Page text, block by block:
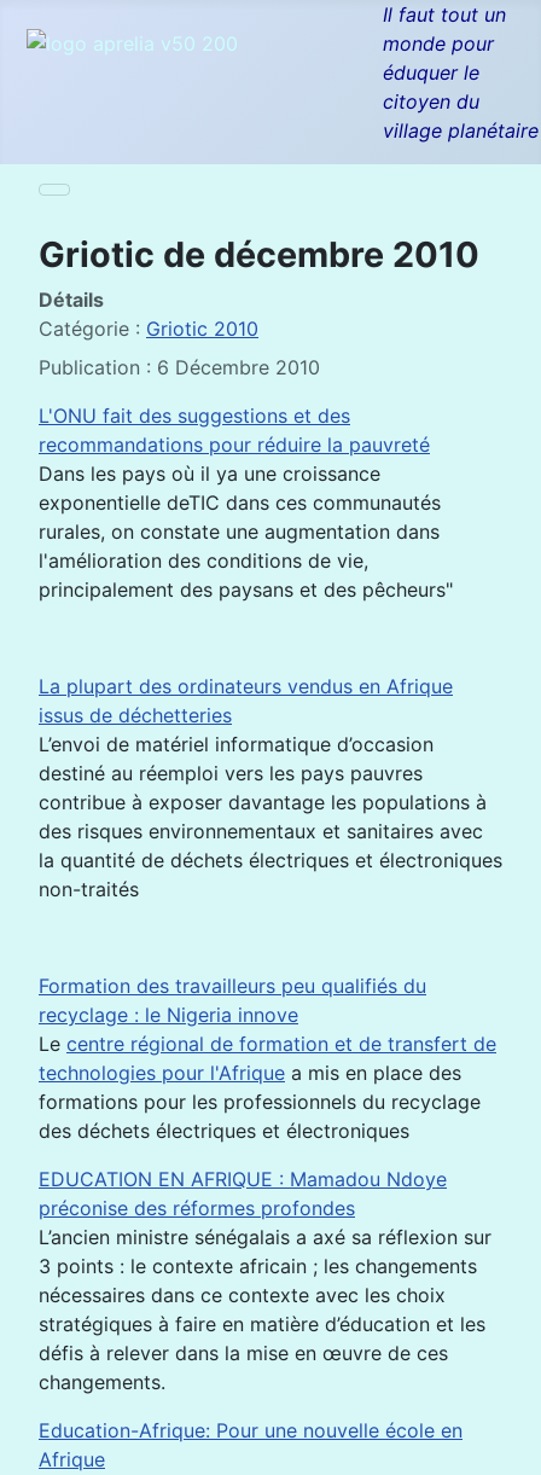
Il faut tout un
monde pour
éduquer le
citoyen du
village planétaire
Griotic de décembre 2010
Détails
Catégorie : Griotic 2010
Publication : 6 Décembre 2010
L'ONU fait des suggestions et des
recommandations pour réduire la pauvreté
Dans les pays où il ya une croissance
exponentielle deTIC dans ces communautés
rurales, on constate une augmentation dans
l'amélioration des conditions de vie,
principalement des paysans et des pêcheurs"
La plupart des ordinateurs vendus en Afrique
issus de déchetteries
L’envoi de matériel informatique d’occasion
destiné au réemploi vers les pays pauvres
contribue à exposer davantage les populations à
des risques environnementaux et sanitaires avec
la quantité de déchets électriques et électroniques
non-traités
Formation des travailleurs peu qualifiés du
recyclage : le Nigeria innove
Le centre régional de formation et de transfert de
technologies pour l'Afrique a mis en place des
formations pour les professionnels du recyclage
des déchets électriques et électroniques
EDUCATION EN AFRIQUE : Mamadou Ndoye
préconise des réformes profondes
L’ancien ministre sénégalais a axé sa réflexion sur
3 points : le contexte africain ; les changements
nécessaires dans ce contexte avec les choix
stratégiques à faire en matière d’éducation et les
défis à relever dans la mise en œuvre de ces
changements.
Education-Afrique: Pour une nouvelle école en
Afrique